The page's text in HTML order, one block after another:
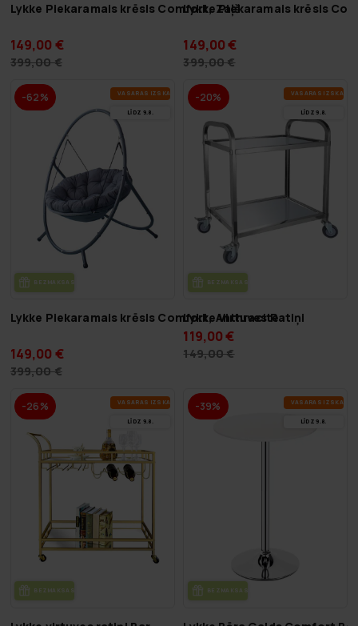
Lykke Piekaramais krēsls Comfort, Zaļš
149,00 €
399,00 €
Lykke Piekaramais krēsls
149,00 €
399,00 €
-62% VA­SA­RAS IZ­SKA­ŅA
LĪDZ 9.8.
BEZ­MAK­SAS PIE­GĀ­DE
Lykke Piekaramais krēsls Comfort, Anthracite
149,00 €
399,00 €
-20% VA­SA­RAS IZ­SKA­ŅA
LĪDZ 9.8.
BEZ­MAK­SAS PIE­GĀ­DE
Lykke Virtuves Ratiņi
119,00 €
149,00 €
-26% VA­SA­RAS IZ­SKA­ŅA
LĪDZ 9.8.
BEZ­MAK­SAS PIE­GĀ­DE
-39% VA­SA­RAS IZ­SKA­ŅA
LĪDZ 9.8.
BEZ­MAK­SAS PIE­GĀ­DE